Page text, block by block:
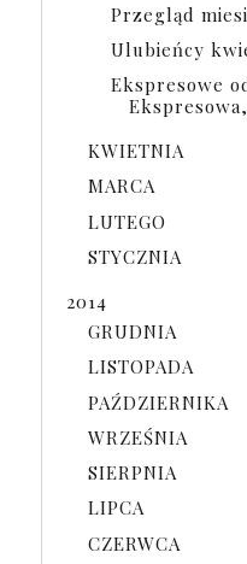
Przegląd
Ulubieńcy
Ekspresowe
KWIETNIA
MARCA
LUTEGO
STYCZNIA
2014
GRUDNIA
LISTOPADA
PAŹDZIERNIKA
WRZEŚNIA
SIERPNIA
LIPCA
CZERWCA